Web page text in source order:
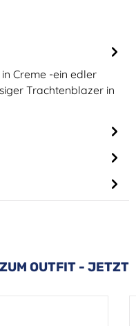
Creme -ein edler
Trachtenblazer in
OUTFIT - JETZT